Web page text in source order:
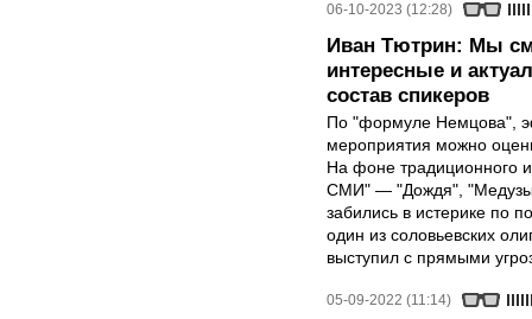
06-10-2023 (12:28)
Иван Тютрин: Мы
интересные и
состав спикеров
По "формуле Немцова",
мероприятия можно
На фоне традиционного
СМИ" — "Дождя",
забились в истерике по
один из соловьевских
выступил с прямыми
05-09-2022 (11:14)